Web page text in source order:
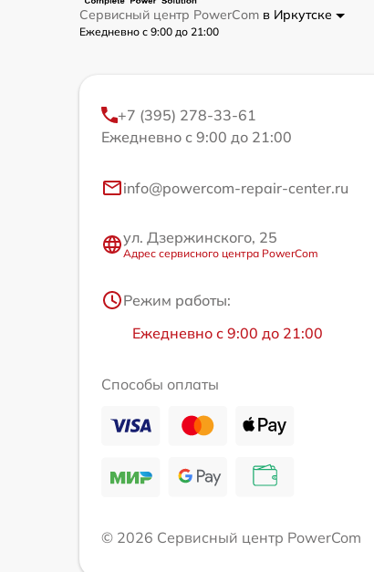
Сервисный центр PowerCom в Иркутске
Ежедневно с 9:00 до 21:00
+7 (395) 278-33-61
Ежедневно с 9:00 до 21:00
info@powercom-repair-center.ru
ул. Дзержинского, 25
Адрес сервисного центра PowerCom
Режим работы:
Ежедневно с 9:00 до 21:00
Способы оплаты
© 2026 Сервисный центр PowerCom